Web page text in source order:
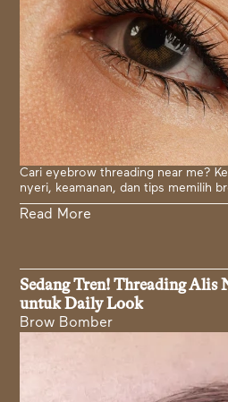
Cari eyebrow threading near me?
nyeri, keamanan, dan tips memilih
Read More
Sedang Tren! Threading Alis
untuk Daily Look
Brow Bomber